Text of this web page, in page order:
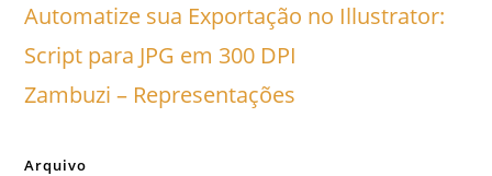
Automatize sua Exportação no Illustrator:
Script para JPG em 300 DPI
Zambuzi – Representações
Arquivo